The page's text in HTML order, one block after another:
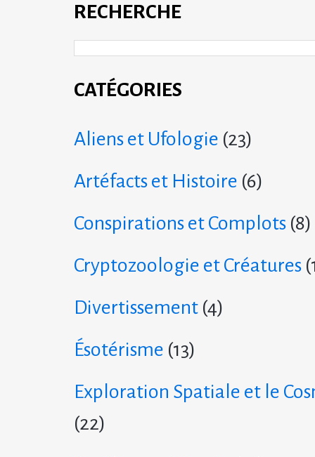
RECHERCHE
CATÉGORIES
Aliens et Ufologie (23)
Artéfacts et Histoire (6)
Conspirations et Complots (8)
Cryptozoologie et Créatures
Divertissement (4)
Ésotérisme (13)
Exploration Spatiale et le
(22)